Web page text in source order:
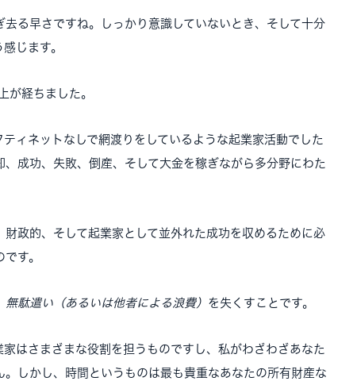
る早さですね。しっかり意識していないとき、そして十分
じます。
が経ちました。
ィネットなしで網渡りをしているような起業家活動でした
成功、失敗、倒産、そして大金を稼ぎながら多分野にわた
政的、そして起業家として並外れた成功を収めるために必
す。
駄遣い（あるいは他者による浪費） を失くすことです。
はさまざまな役割を担うものですし、私がわざわざあなた
しかし、時間というものは最も貴重なあなたの所有財産な